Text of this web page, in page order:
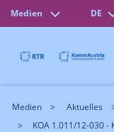
Medien DE
Medien Aktuelles
KOA 1.011/12-030 -